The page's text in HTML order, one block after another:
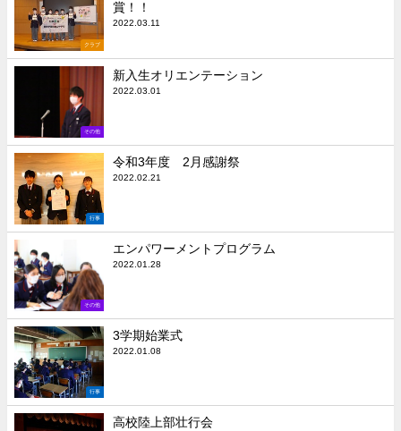
クラブ
賞！！
2022.03.11
その他
新入生オリエンテーション
2022.03.01
行事
令和3年度 2月感謝祭
2022.02.21
その他
エンパワーメントプログラム
2022.01.28
行事
3学期始業式
2022.01.08
高校陸上部壮行会